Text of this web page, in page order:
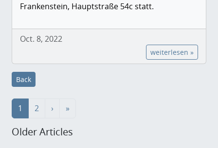
Frankenstein, Hauptstraße 54c statt.
Oct. 8, 2022
weiterlesen »
Back
1 2 › »
Older Articles